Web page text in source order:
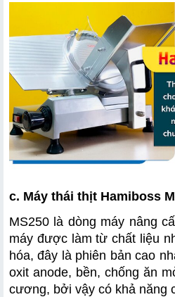
c. Máy thái thịt Hamiboss
MS250 là dòng máy nâng
máy được làm từ chất liệu
hóa, đây là phiên bản cao
oxit anode, bền, chống ăn
cương, bởi vậy có khả năng